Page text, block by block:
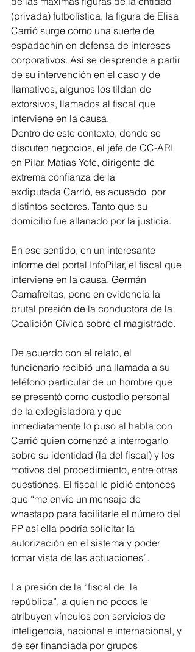
(privada) futbolística, la figura de Elisa
Carrió surge como una suerte de
espadachín en defensa de intereses
corporativos. Así se desprende a partir
de su intervención en el caso y de
llamativos, algunos los tildan de
extorsivos, llamados al fiscal que
interviene en la causa.
Dentro de este contexto, donde se
discuten negocios, el jefe de CC-ARI
en Pilar, Matías Yofe, dirigente de
extrema confianza de la
exdiputada Carrió, es acusado  por
distintos sectores. Tanto que su
domicilio fue allanado por la justicia.
En ese sentido, en un interesante
informe del portal InfoPilar, el fiscal que
interviene en la causa, Germán
Camafreitas, pone en evidencia la
brutal presión de la conductora de la
Coalición Cívica sobre el magistrado.
De acuerdo con el relato, el
funcionario recibió una llamada a su
teléfono particular de un hombre que
se presentó como custodio personal
de la exlegisladora y que
inmediatamente lo puso al habla con
Carrió quien comenzó a interrogarlo
sobre su identidad (la del fiscal) y los
motivos del procedimiento, entre otras
cuestiones. El fiscal le pidió entonces
que “me envíe un mensaje de
whastapp para facilitarle el número deI
PP así ella podría solicitar la
autorización en el sistema y poder
tomar vista de las actuaciones”.
La presión de la “fiscal de  la
república”, a quien no pocos le
atribuyen vínculos con servicios de
inteligencia, nacional e internacional, y
de ser financiada por grupos